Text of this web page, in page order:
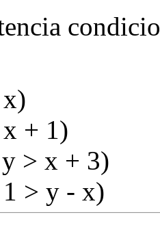
+ 1)
> x + 3)
> y - x)